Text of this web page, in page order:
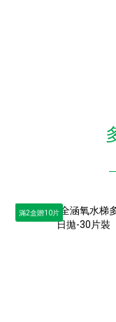
滿2盒贈10片